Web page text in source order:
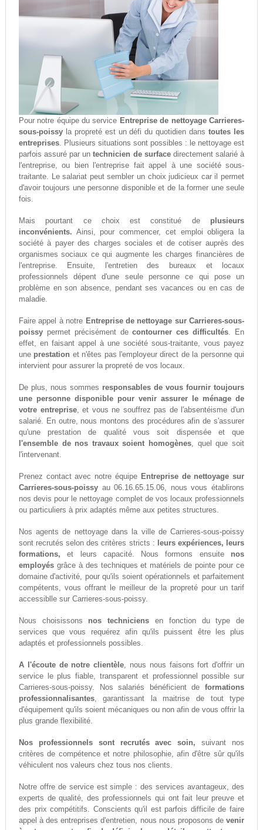
Pour notre équipe du service Entreprise de nettoyage Carrieres-
sous-poissyla propreté est un défi du quotidien danstoutes les
entreprises. Plusieurs situations sont possibles : le nettoyage est
parfois assuré par untechnicien de surfacedirectement salarié à
l'entreprise, ou bien l'entreprise fait appel à une société sous-
traitante. Le salariat peut sembler un choix judicieux car il permet
d'avoir toujours une personne disponible et de la former une seule
fois.
Mais pourtant ce choix est constitué de plusieurs
inconvénients. Ainsi, pour commencer, cet emploi obligera la
société à payer des charges sociales et de cotiser auprès des
organismes sociaux ce qui augmente les charges financières de
l'entreprise. Ensuite, l'entretien des bureaux et locaux
professionnels dépent d'une seule personne ce qui pose un
problème en son absence, pendant ses vacances ou en cas de
maladie.
Faire appel à notre Entreprise de nettoyage sur Carrieres-sous-
poissypermet précisément decontourner ces difficultés. En
effet, en faisant appel à une société sous-traitante, vous payez
une prestation et n'êtes pas l'employeur direct de la personne qui
intervient pour assurer la propreté de vos locaux.
De plus, nous sommes responsables de vous fournir toujours
une personne disponible pour venir assurer le ménage de
votre entreprise, et vous ne souffrez pas de l'absentéisme d'un
salarié. En outre, nous montons des procédures afin de s'assurer
qu'une prestation de qualité vous soit dispensée et que
l'ensemble de nos travaux soient homogènes, quel que soit
l'intervenant.
Prenez contact avec notre équipe Entreprise de nettoyage sur
Carrieres-sous-poissyau 06.16.65.15.06, nous vous établirons
nos devis pour le nettoyage complet de vos locaux professionnels
ou particuliers à prix adaptés même aux petites structures.
Nos agents de nettoyage dans la ville de Carrieres-sous-poissy
sont recrutés selon des critères stricts : leurs expériences, leurs
formations, et leurs capacité. Nous formons ensuite nos
employésgrâce à des techniques et matériels de pointe pour ce
domaine d'activité, pour qu'ils soient opérationnels et parfaitement
compétents, vous offrant le meilleur de la propreté pour un tarif
accessiblle sur Carrieres-sous-poissy.
Nous choisissons nos techniciens en fonction du type de
services que vous requérez afin qu'ils puissent être les plus
adaptés et professionnels possibles.
A l'écoute de notre clientèle, nous nous faisons fort d'offrir un
service le plus fiable, transparent et professionnel possible sur
Carrieres-sous-poissy. Nos salariés bénéficient deformations
professionnalisantes, garantissant la maitrise de tout type
d'équipement qu'ils soient mécaniques ou non afin de vous offrir la
plus grande flexibilité.
Nos professionnels sont recrutés avec soin, suivant nos
critères de compétence et notre philosophie, afin d'être sûr qu'ils
véhiculent nos valeurs chez tous nos clients.
Notre offre de service est simple : des services avantageux, des
experts de qualité, des professionnels qui ont fait leur preuve et
des prix compétitifs. Conscients qu'il est parfois difficile de faire
appel à des entreprises d'entretien, nous nous proposons devenir